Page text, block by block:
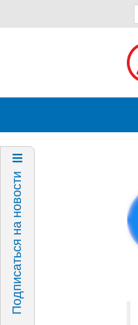
Подписаться на новости